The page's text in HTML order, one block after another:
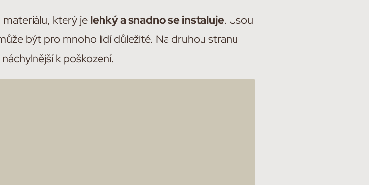
materiálu, který je lehký a snadno se instaluje. Jsou
být pro mnoho lidí důležité. Na druhou stranu
k poškození.